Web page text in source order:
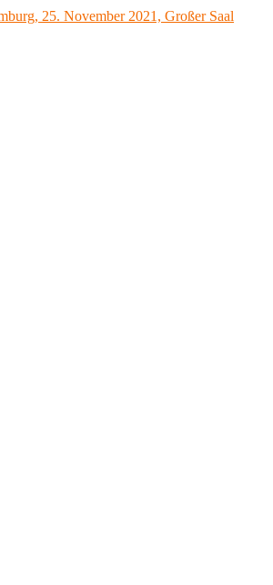
25. November 2021, Großer Saal